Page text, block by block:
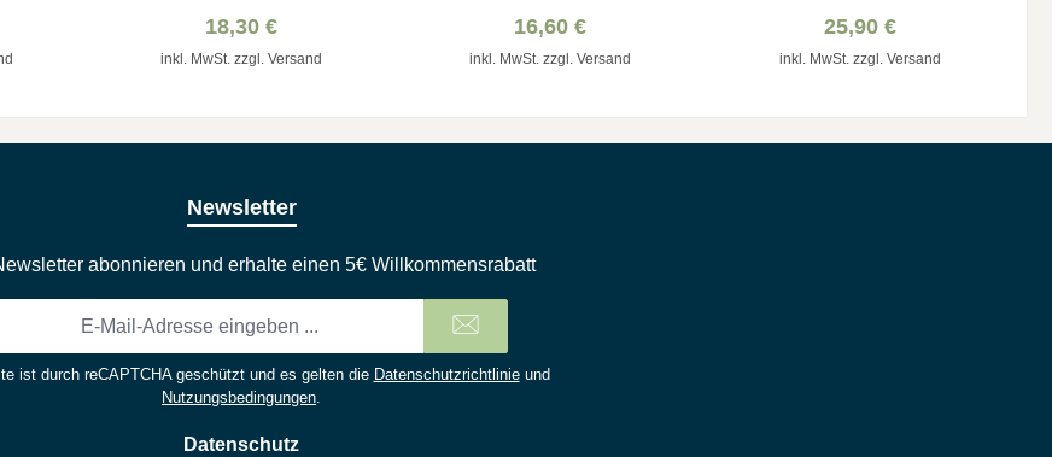
18,30 €
inkl. MwSt. zzgl. Versand
16,60 €
inkl. MwSt. zzgl. Versand
25,90 €
inkl. MwSt. zzgl. Versand
Newsletter
abonnieren und erhalte einen 5€ Willkommensrabatt
ist durch reCAPTCHA geschützt und es gelten die Datenschutzrichtlinieund
Nutzungsbedingungen
Datenschutz